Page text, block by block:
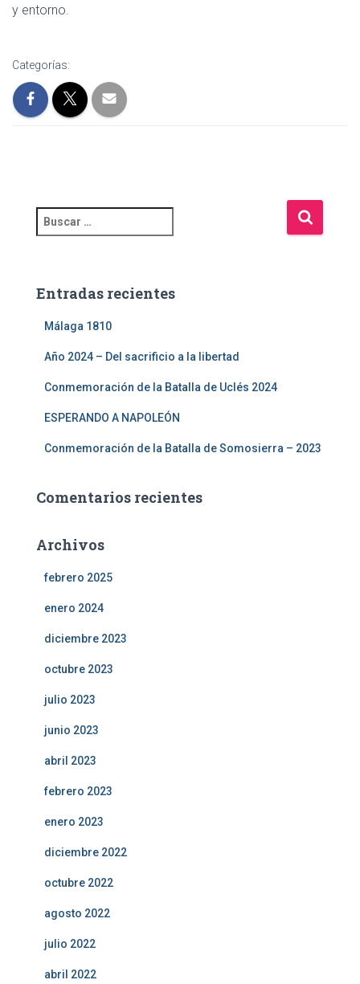
y entorno.
Categorías:
Entradas recientes
Málaga 1810
Año 2024 – Del sacrificio a la libertad
Conmemoración de la Batalla de Uclés 2024
ESPERANDO A NAPOLEÓN
Conmemoración de la Batalla de Somosierra – 2023
Comentarios recientes
Archivos
febrero 2025
enero 2024
diciembre 2023
octubre 2023
julio 2023
junio 2023
abril 2023
febrero 2023
enero 2023
diciembre 2022
octubre 2022
agosto 2022
julio 2022
abril 2022